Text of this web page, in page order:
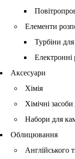
Елементи
Турбіни для
Електронні
Аксесуари
Хімія
Хімічні
Набори для
Облицювання
Англійського